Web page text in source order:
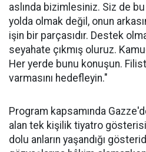
aslında bizimlesiniz. Siz de bu
yolda olmak değil, onun
işin bir parçasıdır. Destek
seyahate çıkmış oluruz.
Her yerde bunu konuşun.
varmasını hedefleyin."
Program kapsamında
alan tek kişilik tiyatro
dolu anların yaşandığı